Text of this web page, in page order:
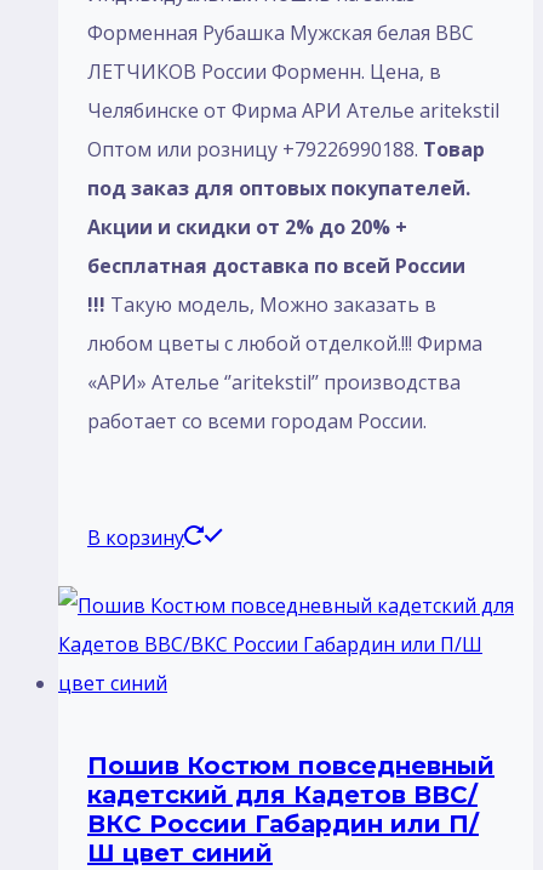
Форменная Рубашка Мужская белая ВВС
ЛЕТЧИКОВ России Форменн. Цена, в
Челябинске от Фирма АРИ Ателье aritekstil
Оптом или розницу +79226990188. Товар
под заказ для оптовых покупателей.
Акции и скидки от 2% до 20% +
бесплатная доставка по всей России
!!! Такую модель, Mожно заказать в
любом цветы с любой отделкой.!!! Фирма
«АРИ» Ателье ‘’aritekstil’’ производства
работает со всеми городам России.
В корзину
Пошив Костюм повседневный
кадетский для Кадетов ВВС/
ВКС России Габардин или П/
Ш цвет синий